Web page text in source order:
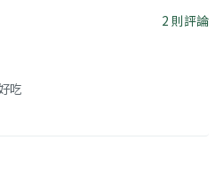
2 則評論
吃